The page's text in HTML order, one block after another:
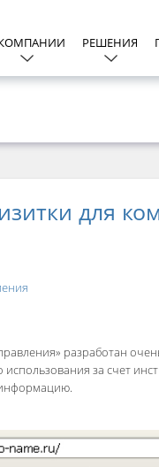
РЕШЕНИЯ
для
разработан
использования за счет